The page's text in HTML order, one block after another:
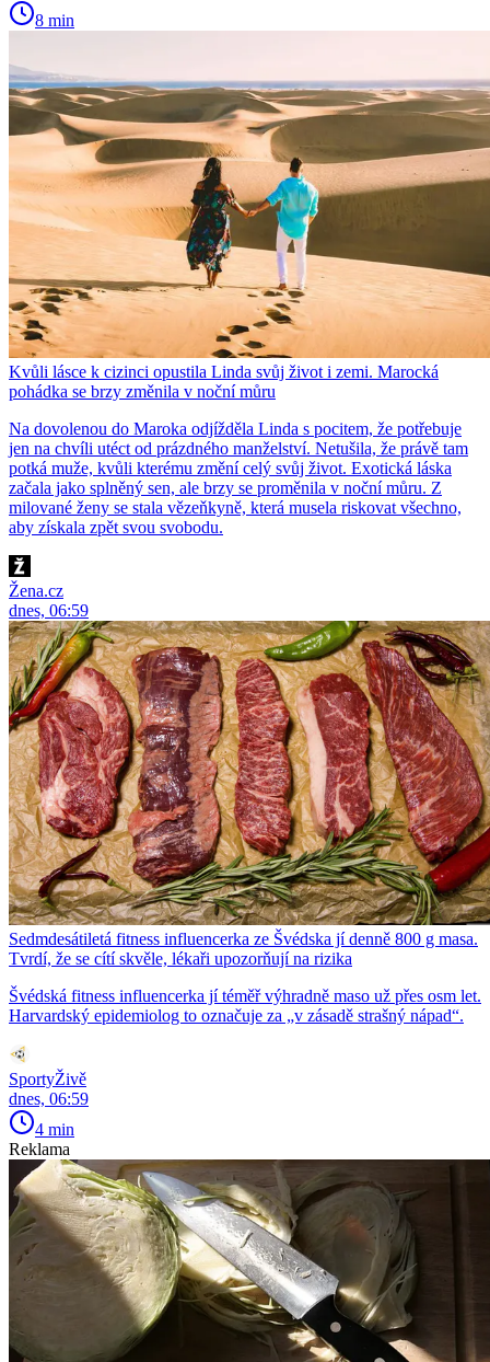
8 min
Kvůli lásce k cizinci opustila Linda svůj život i zemi. Marocká
pohádka se brzy změnila v noční můru
Na dovolenou do Maroka odjížděla Linda s pocitem, že potřebuje
jen na chvíli utéct od prázdného manželství. Netušila, že právě tam
potká muže, kvůli kterému změní celý svůj život. Exotická láska
začala jako splněný sen, ale brzy se proměnila v noční můru. Z
milované ženy se stala vězeňkyně, která musela riskovat všechno,
aby získala zpět svou svobodu.
Žena.cz
dnes, 06:59
Sedmdesátiletá fitness influencerka ze Švédska jí denně 800 g masa.
Tvrdí, že se cítí skvěle, lékaři upozorňují na rizika
Švédská fitness influencerka jí téměř výhradně maso už přes osm let.
Harvardský epidemiolog to označuje za „v zásadě strašný nápad“.
SportyŽivě
dnes, 06:59
4 min
Reklama